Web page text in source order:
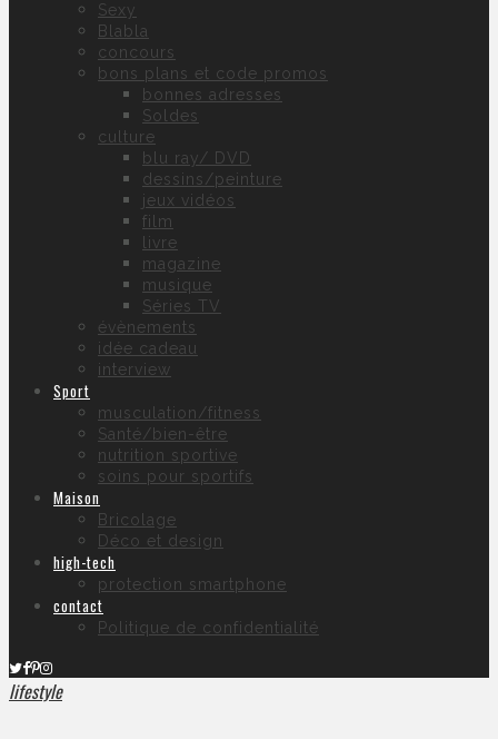
Sexy
Blabla
concours
bons plans et code promos
bonnes adresses
Soldes
culture
blu ray/ DVD
dessins/peinture
jeux vidéos
film
livre
magazine
musique
Séries TV
évènements
idée cadeau
interview
Sport
musculation/fitness
Santé/bien-être
nutrition sportive
soins pour sportifs
Maison
Bricolage
Déco et design
high-tech
protection smartphone
contact
Politique de confidentialité
lifestyle